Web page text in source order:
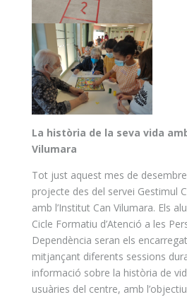
La història de la seva vida
Vilumara
Tot just aquest mes de
projecte des del servei Gestimul
amb l’Institut Can Vilumara. Els
Cicle Formatiu d’Atenció a les
Dependència seran els
mitjançant diferents sessions
informació sobre la història de
usuàries del centre, amb